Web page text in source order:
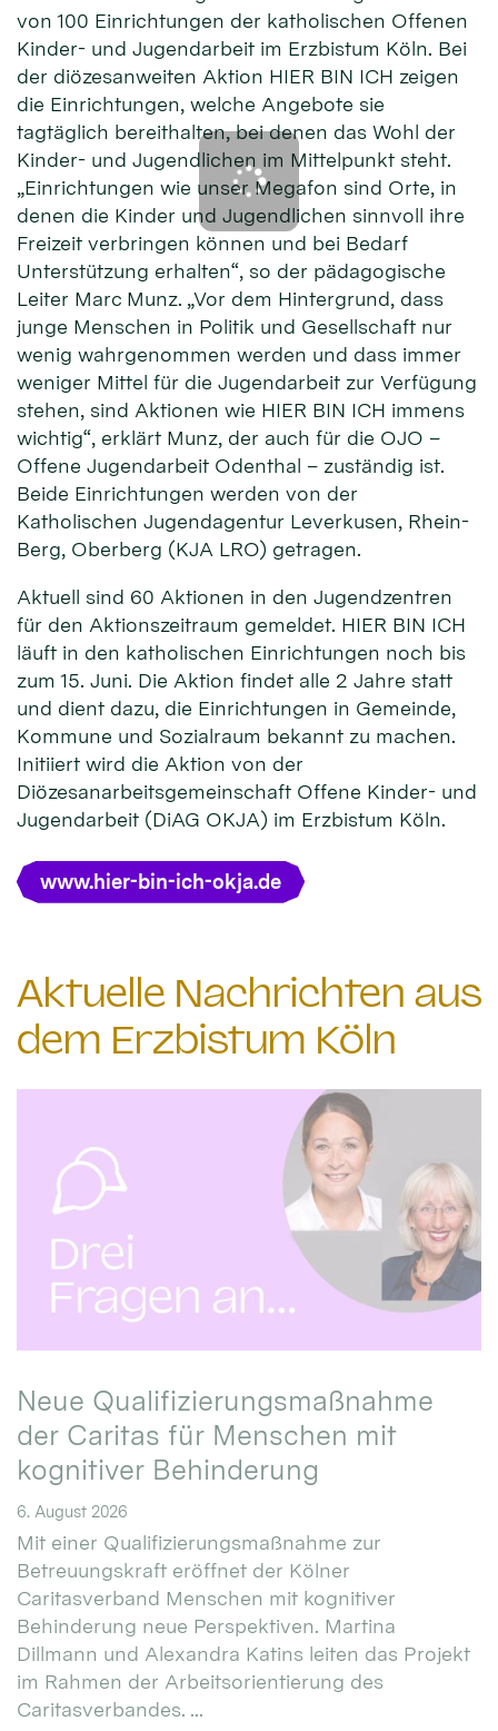
von 100 Einrichtungen der katholischen Offenen
Kinder- und Jugendarbeit im Erzbistum Köln. Bei
der diözesanweiten Aktion HIER BIN ICH zeigen
die Einrichtungen, welche Angebote sie
tagtäglich bereithalten, bei denen das Wohl der
Kinder- und Jugendlichen im Mittelpunkt steht.
„Einrichtungen wie unser Megafon sind Orte, in
denen die Kinder und Jugendlichen sinnvoll ihre
Freizeit verbringen können und bei Bedarf
Unterstützung erhalten“, so der pädagogische
Leiter Marc Munz. „Vor dem Hintergrund, dass
junge Menschen in Politik und Gesellschaft nur
wenig wahrgenommen werden und dass immer
weniger Mittel für die Jugendarbeit zur Verfügung
stehen, sind Aktionen wie HIER BIN ICH immens
wichtig“, erklärt Munz, der auch für die OJO –
Offene Jugendarbeit Odenthal – zuständig ist.
Beide Einrichtungen werden von der
Katholischen Jugendagentur Leverkusen, Rhein-
Berg, Oberberg (KJA LRO) getragen.
Aktuell sind 60 Aktionen in den Jugendzentren
für den Aktionszeitraum gemeldet. HIER BIN ICH
läuft in den katholischen Einrichtungen noch bis
zum 15. Juni. Die Aktion findet alle 2 Jahre statt
und dient dazu, die Einrichtungen in Gemeinde,
Kommune und Sozialraum bekannt zu machen.
Initiiert wird die Aktion von der
Diözesanarbeitsgemeinschaft Offene Kinder- und
Jugendarbeit (DiAG OKJA) im Erzbistum Köln.
www.hier-bin-ich-okja.de
Aktuelle Nachrichten aus
dem Erzbistum Köln
Neue Qualifizierungsmaßnahme
der Caritas für Menschen mit
kognitiver Behinderung
6. August 2026
Mit einer Qualifizierungsmaßnahme zur
Betreuungskraft eröffnet der Kölner
Caritasverband Menschen mit kognitiver
Behinderung neue Perspektiven. Martina
Dillmann und Alexandra Katins leiten das Projekt
im Rahmen der Arbeitsorientierung des
Caritasverbandes. ...